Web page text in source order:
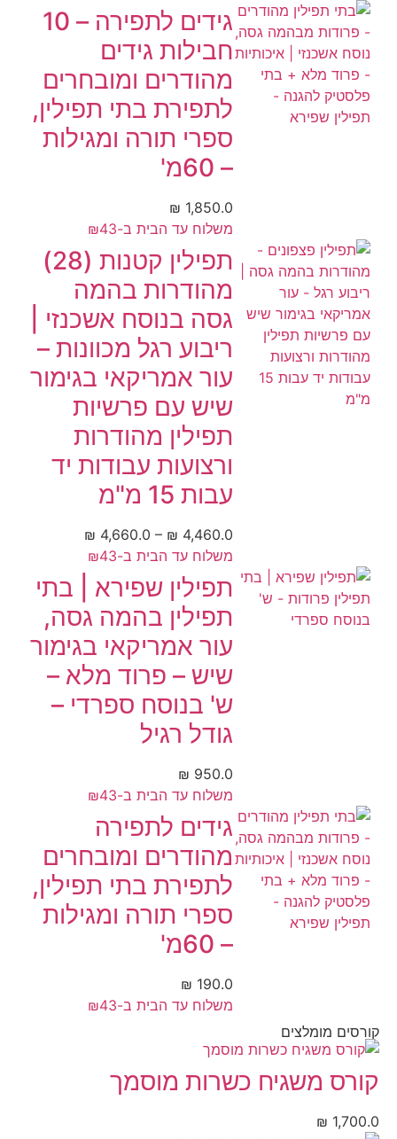
גידים לתפירה – 10
חבילות גידים
מהודרים ומובחרים
לתפירת בתי תפילין,
ספרי תורה ומגילות
– 60מ'
1,850.0
₪
משלוח עד הבית ב-₪43
תפילין קטנות (28)
מהודרות בהמה
גסה בנוסח אשכנזי |
ריבוע רגל מכוונות –
עור אמריקאי בגימור
שיש עם פרשיות
תפילין מהודרות
ורצועות עבודות יד
עבות 15 מ"מ
4,460.0
₪
–
4,660.0
₪
משלוח עד הבית ב-₪43
תפילין שפירא | בתי
תפילין בהמה גסה,
עור אמריקאי בגימור
שיש – פרוד מלא –
ש' בנוסח ספרדי –
גודל רגיל
950.0
₪
משלוח עד הבית ב-₪43
גידים לתפירה
מהודרים ומובחרים
לתפירת בתי תפילין,
ספרי תורה ומגילות
– 60מ'
190.0
₪
משלוח עד הבית ב-₪43
קורסים מומלצים
קורס משגיח כשרות מוסמך
1,700.0
₪